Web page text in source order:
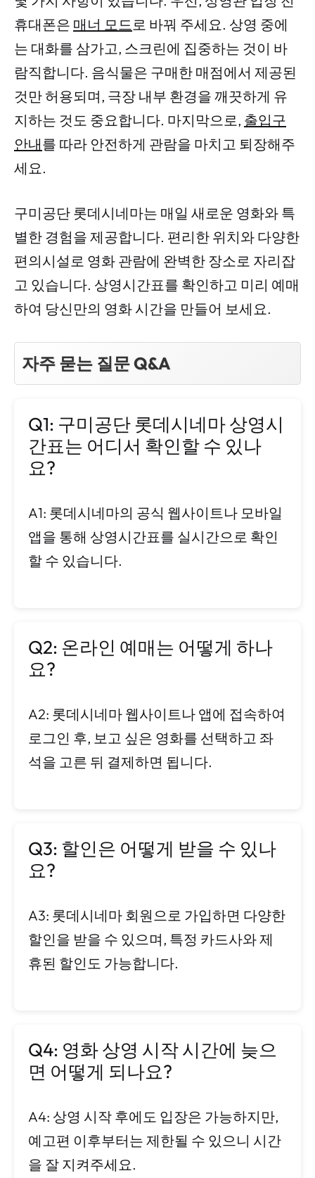
휴대폰은 매너 모드로 바꿔 주세요. 상영 중에
는 대화를 삼가고, 스크린에 집중하는 것이 바
람직합니다. 음식물은 구매한 매점에서 제공된
것만 허용되며, 극장 내부 환경을 깨끗하게 유
지하는 것도 중요합니다. 마지막으로, 출입구
안내를 따라 안전하게 관람을 마치고 퇴장해주
세요.
구미공단 롯데시네마는 매일 새로운 영화와 특
별한 경험을 제공합니다. 편리한 위치와 다양한
편의시설로 영화 관람에 완벽한 장소로 자리잡
고 있습니다. 상영시간표를 확인하고 미리 예매
하여 당신만의 영화 시간을 만들어 보세요.
자주 묻는 질문 Q&A
Q1: 구미공단 롯데시네마 상영시
간표는 어디서 확인할 수 있나
요?
A1: 롯데시네마의 공식 웹사이트나 모바일
앱을 통해 상영시간표를 실시간으로 확인
할 수 있습니다.
Q2: 온라인 예매는 어떻게 하나
요?
A2: 롯데시네마 웹사이트나 앱에 접속하여
로그인 후, 보고 싶은 영화를 선택하고 좌
석을 고른 뒤 결제하면 됩니다.
Q3: 할인은 어떻게 받을 수 있나
요?
A3: 롯데시네마 회원으로 가입하면 다양한
할인을 받을 수 있으며, 특정 카드사와 제
휴된 할인도 가능합니다.
Q4: 영화 상영 시작 시간에 늦으
면 어떻게 되나요?
A4: 상영 시작 후에도 입장은 가능하지만,
예고편 이후부터는 제한될 수 있으니 시간
을 잘 지켜주세요.